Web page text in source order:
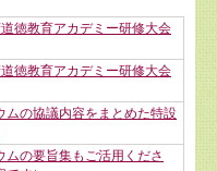
徳教育アカデミー研修大会
徳教育アカデミー研修大会
ムの協議内容をまとめた特設
の要旨集もご活用くださ